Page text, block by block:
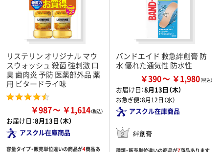
リステリン オリジナル マウ
スウォッシュ 殺菌 強刺激 口
臭 歯肉炎 予防 医薬部外品 薬
用 ビタードライ味
￥987 ￥1,614
お届け日：8月13日（木）
アスクル在庫商品
容量タイプ・販売単位違いの商品が4商品あ
バンドエイド 救急絆創膏 防
水 優れた通気性 防水性
￥390 ￥1,980
お届け日：8月13日（木）
お急ぎ便：8月12日（水）
アスクル在庫商品
絆創膏
種類・販売単位違いの商品が7商品あります